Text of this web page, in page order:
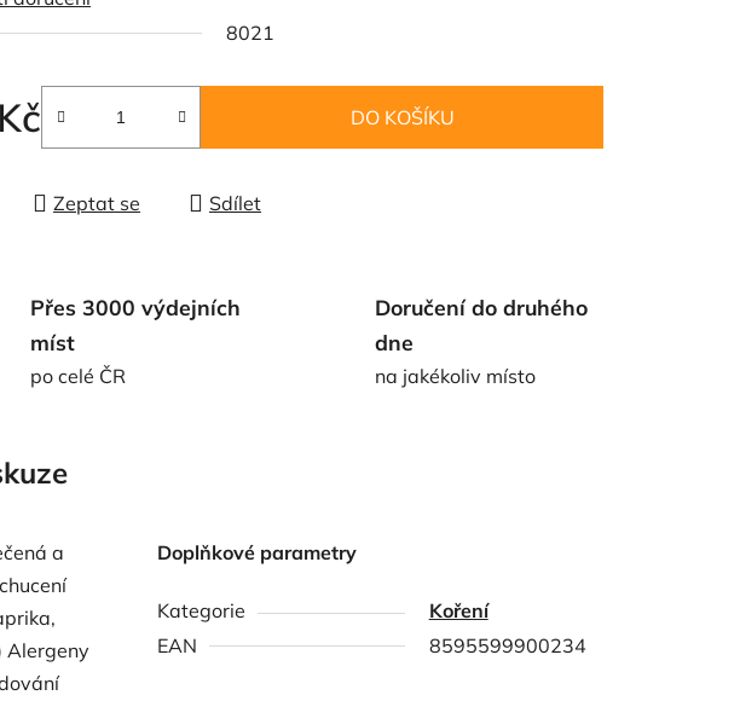
8021
cena:
DO KOŠÍKU
Zeptat se Sdílet
Přes 3000 výdejních
míst
po celé ČR
Doručení do druhého
dne
na jakékoliv místo
a
Alergeny
Doplňkové parametry
Kategorie
Koření
EAN
8595599900234